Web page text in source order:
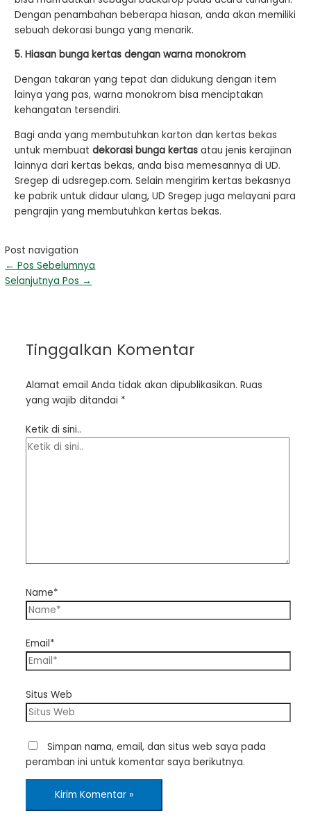
Dengan penambahan beberapa hiasan, anda akan memiliki
sebuah dekorasi bunga yang menarik.
5. Hiasan bunga kertas dengan warna monokrom
Dengan takaran yang tepat dan didukung dengan item
lainya yang pas, warna monokrom bisa menciptakan
kehangatan tersendiri.
Bagi anda yang membutuhkan karton dan kertas bekas
untuk membuatdekorasi bunga kertas atau jenis kerajinan
lainnya dari kertas bekas, anda bisa memesannya di UD.
Sregep di udsregep.com. Selain mengirim kertas bekasnya
ke pabrik untuk didaur ulang, UD Sregep juga melayani para
pengrajin yang membutuhkan kertas bekas.
Post navigation
← Pos Sebelumnya
Selanjutnya Pos →
Tinggalkan Komentar
Alamat email Anda tidak akan dipublikasikan. Ruas
yang wajib ditandai *
Ketik di sini..
Name*
Email*
Situs Web
Simpan nama, email, dan situs web saya pada
peramban ini untuk komentar saya berikutnya.